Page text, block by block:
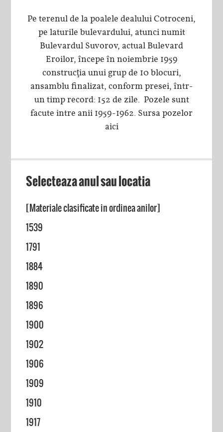
Pe terenul de la poalele dealului Cotroceni,
pe laturile bulevardului, atunci numit
Bulevardul Suvorov, actual Bulevard
Eroilor, începe în noiembrie 1959
construcţia unui grup de 10 blocuri,
ansamblu finalizat, conform presei, într-
un timp record: 152 de zile. Pozele sunt
facute intre anii 1959-1962. Sursa pozelor
aici
Selecteaza anul sau locatia
[Materiale clasificate in ordinea anilor]
1539
1791
1884
1890
1896
1900
1902
1906
1909
1910
1917